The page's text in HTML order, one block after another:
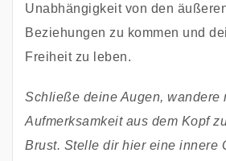
Unabhängigkeit von den
Beziehungen zu kommen und
Freiheit zu leben.
Schließe deine Augen, wandere
Aufmerksamkeit aus dem Kopf
Brust. Stelle dir hier eine innere